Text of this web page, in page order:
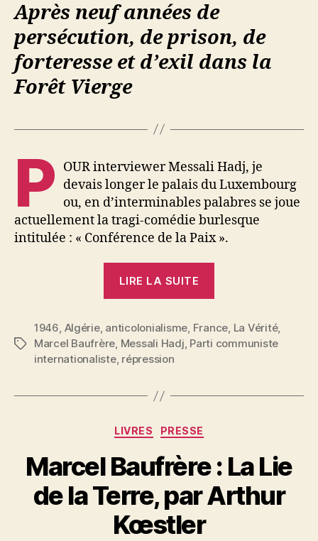
Après neuf années de
persécution, de prison, de
forteresse et d’exil dans la
Forêt Vierge
P OUR interviewer Messali Hadj, je
devais longer le palais du Luxembourg
ou, en d’interminables palabres se joue
actuellement la tragi-comédie burlesque
intitulée : « Conférence de la Paix ».
LIRE LA SUITE
du
Parti
« La
souffrance,
Étiquettes
1946, Algérie, anticolonialisme, France, La Vérité,
Marcel Baufrère, Messali Hadj, Parti communiste
internationaliste, répression
Catégories
LIVRES PRESSE
Marcel Baufrère : La Lie
de la Terre, par Arthur
Kœstler
a
S